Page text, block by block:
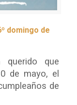
domingo de
querido que
de mayo, el
de